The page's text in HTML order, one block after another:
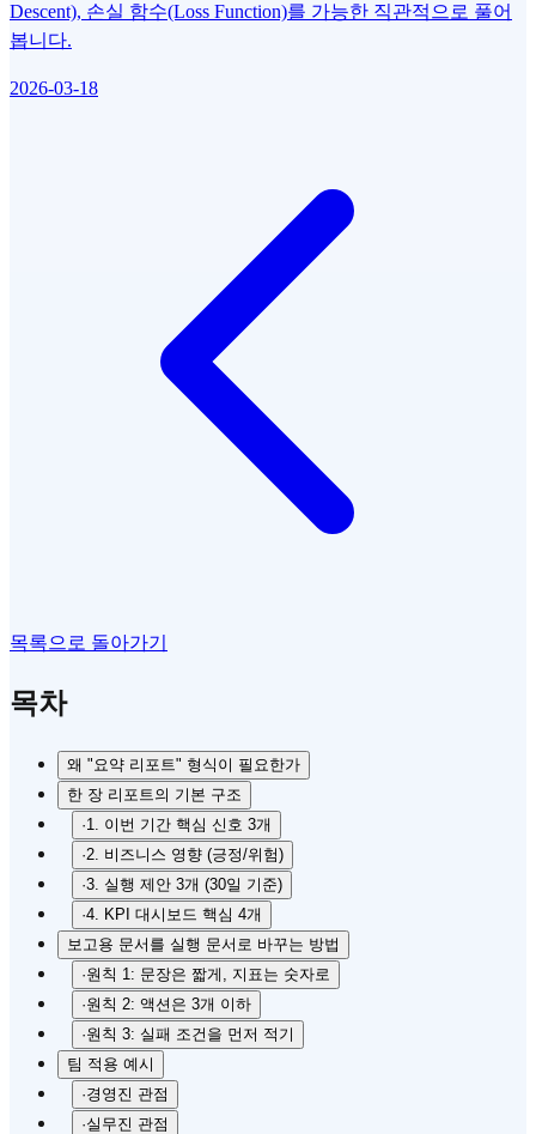
Descent), 손실 함수(Loss Function)를 가능한 직관적으로 풀어
봅니다.
2026-03-18
목록으로 돌아가기
목차
왜 "요약 리포트" 형식이 필요한가
한 장 리포트의 기본 구조
·1. 이번 기간 핵심 신호 3개
·2. 비즈니스 영향 (긍정/위험)
·3. 실행 제안 3개 (30일 기준)
·4. KPI 대시보드 핵심 4개
보고용 문서를 실행 문서로 바꾸는 방법
·원칙 1: 문장은 짧게, 지표는 숫자로
·원칙 2: 액션은 3개 이하
·원칙 3: 실패 조건을 먼저 적기
팀 적용 예시
·경영진 관점
·실무진 관점